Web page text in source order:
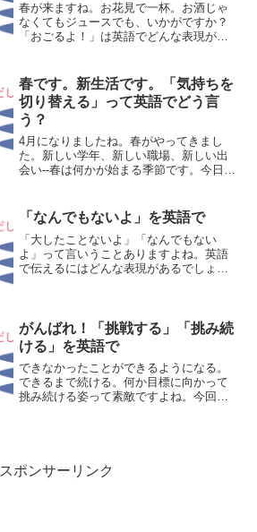
春が来ますね。お花見で一杯。お酒じゃ
なくてもジュースでも、いかがですか？
「おごるよ！」は英語でどんな表現があ
す」です。itが飲み物や食事を指していま
す。バ...
春です。新生活です。「気持ちを
切り替える」って英語でどう言
う？
4月になりましたね。春がやってきまし
た。新しい学年、新しい職場、新しい出
会い--春は何かが始まる季節です。今日が
ったり緊張したりするものです。うまく
気持ちを切り替えたい...
「なんでもないよ」を英語で
「大したことないよ」「なんでもない
よ」って言いうことありますよね。英語
で伝えるにはどんな表現があるでしょ
がんばれ！「挑戦する」「挑み続
ける」を英語で
できなかったことができるようになる。
できるまで続ける。何か目標に向かって
挑み続ける姿って素敵ですよね。今回は
スポンサーリンク